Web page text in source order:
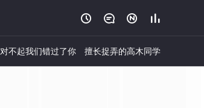
   
对不起我们错过了你 擅长捉弄的高木同学